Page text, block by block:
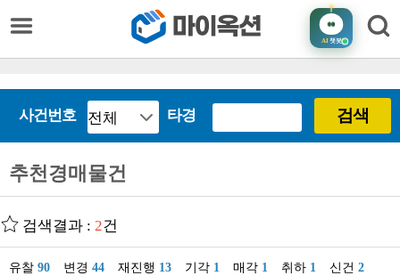
AI챗봇
사건번호 타경 검색
추천경매물건
검색결과 : 2건
유찰 90 변경 44 재진행 13 기각 1 매각 1 취하 1 신건 2